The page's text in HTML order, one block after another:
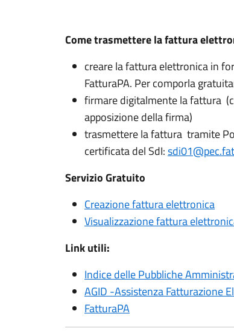
Come trasmettere la fattura
creare la fattura elettronica in
FatturaPA. Per comporla
firmare digitalmente la fattura
apposizione della firma)
trasmettere la fattura tramite
certificata del SdI:
Servizio Gratuito
Creazione fattura elettronica
Visualizzazione fattura
Link utili:
Indice delle Pubbliche
AGID -Assistenza Fatturazione
FatturaPA